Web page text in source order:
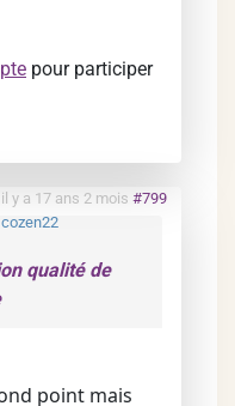
pour participer
il y a 17 ans 2 mois #799
cozen22
qualité de
point mais